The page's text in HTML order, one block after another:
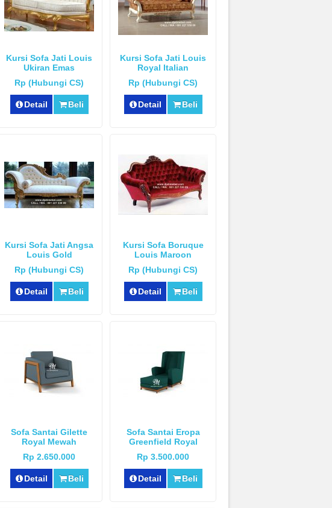
Kursi Sofa Jati Louis
Ukiran Emas
Rp (Hubungi CS)
Detail Beli
Kursi Sofa Jati Louis
Royal Italian
Rp (Hubungi CS)
Detail Beli
Kursi Sofa Jati Angsa
Louis Gold
Rp (Hubungi CS)
Detail Beli
Kursi Sofa Boruque
Louis Maroon
Rp (Hubungi CS)
Detail Beli
Sofa Santai Gilette
Royal Mewah
Rp 2.650.000
Detail Beli
Sofa Santai Eropa
Greenfield Royal
Rp 3.500.000
Detail Beli